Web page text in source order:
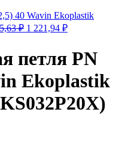
741,16 ₽.
40 Wavin Ekoplastik
₽ Первоначальная
1
1 221,94 ₽Текущая
221,94 ₽.
петля PN
Ekoplastik